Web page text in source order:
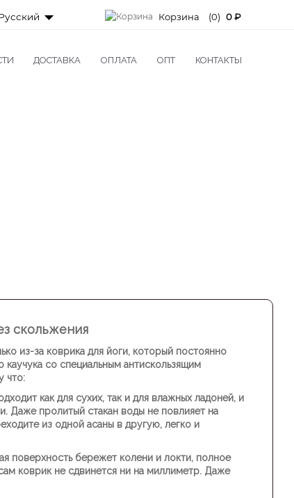
Корзина (0) 0 ₽
ДОСТАВКА ОПЛАТА ОПТ КОНТАКТЫ
скольжения
из-за коврика для йоги, который постоянно
каучука со специальным антискользящим
что:
как для сухих, так и для влажных ладоней, и
Даже пролитый стакан воды не повлияет на
из одной асаны в другую, легко и
поверхность бережет колени и локти, полное
коврик не сдвинется ни на миллиметр. Даже